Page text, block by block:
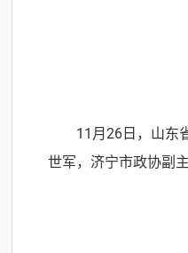
11月26日，山东
世军，济宁市政协副